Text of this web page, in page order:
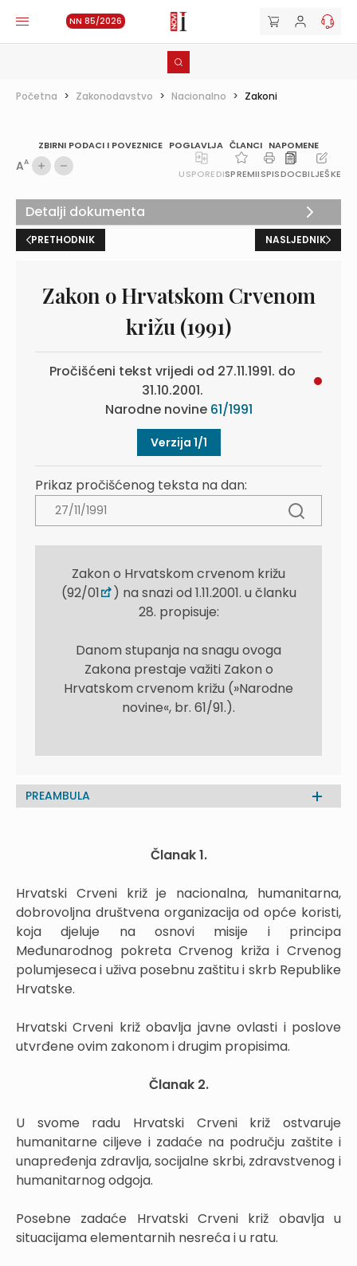
NN 85/2026
Početna > Zakonodavstvo > Nacionalno > Zakoni
ZBIRNI PODACI I POVEZNICE POGLAVLJA ČLANCI NAPOMENE
AA
USPOREDISPREMIISPISDOCBILJEŠKE
PRETHODNIK NASLJEDNIK
Zakon o Hrvatskom Crvenom
križu (1991)
Pročišćeni tekst vrijedi od 27.11.1991. do
31.10.2001.
Narodne novine 61/1991
Verzija 1/1
Prikaz pročišćenog teksta na dan:
Zakon o Hrvatskom crvenom križu
(92/01
) na snazi od 1.11.2001. u članku
28. propisuje:
Danom stupanja na snagu ovoga
Zakona prestaje važiti Zakon o
Hrvatskom crvenom križu (»Narodne
novine«, br. 61/91.).
PREAMBULA
Članak 1.
Hrvatski Crveni križ je nacionalna, humanitarna,
dobrovoljna društvena organizacija od opće koristi,
koja djeluje na osnovi misije i principa
Međunarodnog pokreta Crvenog križa i Crvenog
polumjeseca i uživa posebnu zaštitu i skrb Republike
Hrvatske.
Hrvatski Crveni križ obavlja javne ovlasti i poslove
utvrđene ovim zakonom i drugim propisima.
Članak 2.
U svome radu Hrvatski Crveni križ ostvaruje
humanitarne ciljeve i zadaće na području zaštite i
unapređenja zdravlja, socijalne skrbi, zdravstvenog i
humanitarnog odgoja.
Posebne zadaće Hrvatski Crveni križ obavlja u
situacijama elementarnih nesreća i u ratu.
Detalji dokumenta